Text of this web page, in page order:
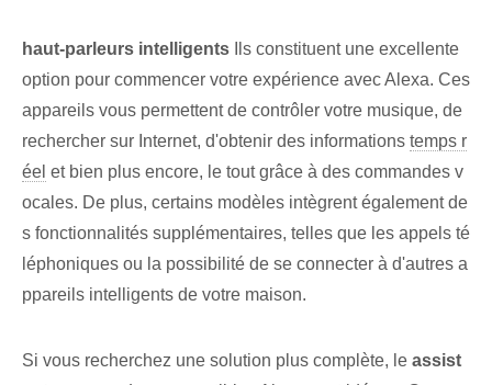
haut-parleurs intelligents Ils constituent une excellente
option⁢ pour commencer votre expérience‍ avec Alexa. Ces
appareils vous permettent de contrôler votre musique, de
rechercher sur Internet, d'obtenir des informations temps r
éel et bien plus encore, le tout grâce à des commandes v
ocales. De plus, certains modèles intègrent également de
s fonctionnalités supplémentaires, telles que les appels té
léphoniques ou la possibilité de se connecter à d'autres a
ppareils intelligents de votre maison.
Si vous recherchez une solution plus complète⁢, le assist